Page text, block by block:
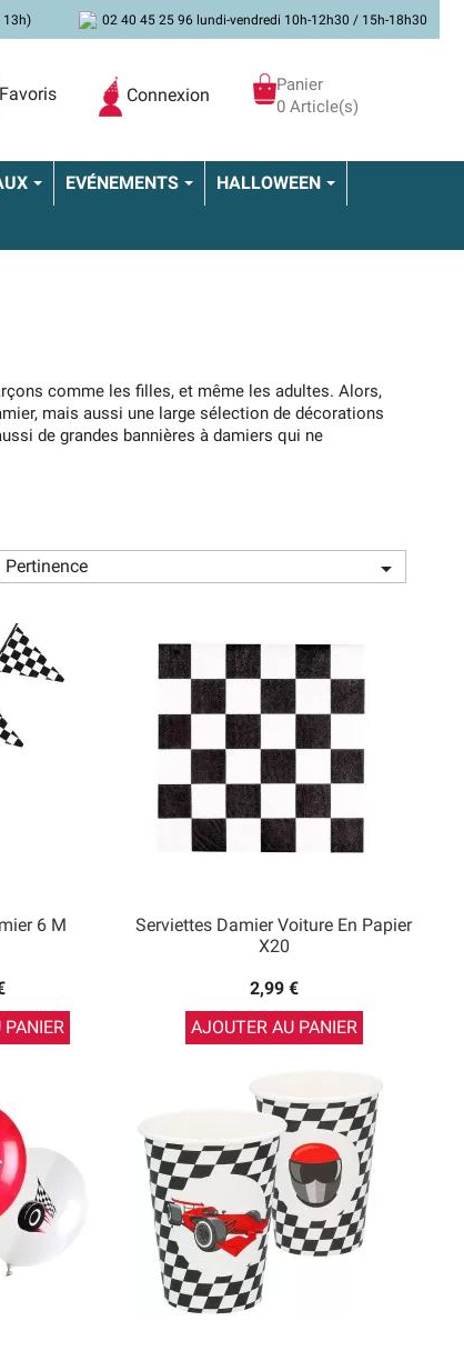
13h) 02 40 45 25 96 lundi-vendredi 10h-12h30 / 15h-18h30
Favoris Connexion
Panier
0 Article(s)
EVÉNEMENTS HALLOWEEN
comme les filles, et même les adultes. Alors,
mais aussi une large sélection de décorations
de grandes bannières à damiers qui ne
quelques décorations à damiers. Pour le
Pertinence 
6 M
Serviettes Damier Voiture En Papier
X20
2,99 €
AJOUTER AU PANIER